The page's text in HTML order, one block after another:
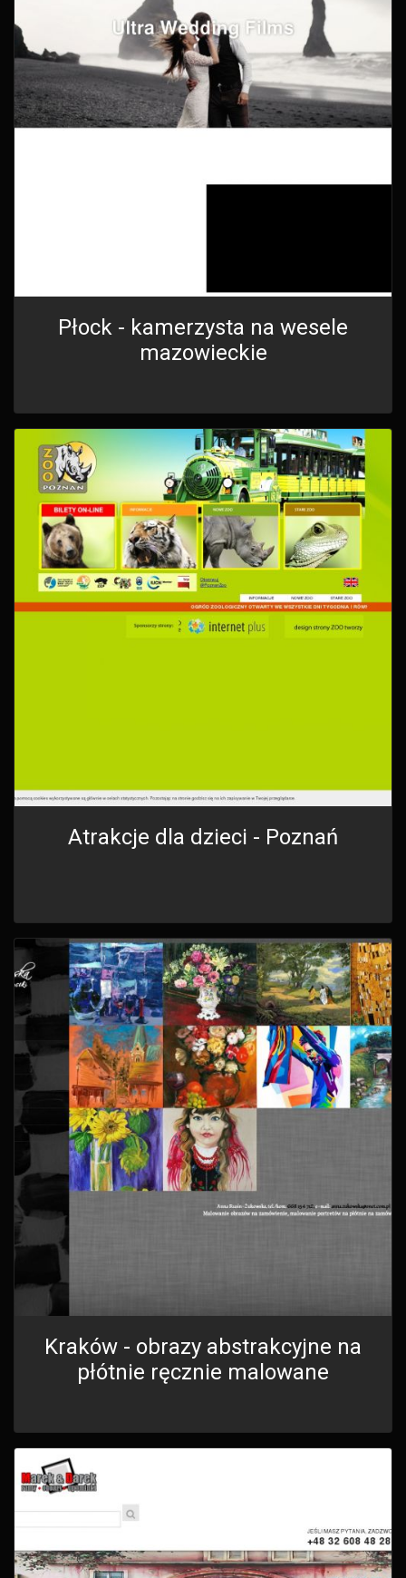
Płock - kamerzysta na wesele
mazowieckie
Atrakcje dla dzieci - Poznań
Kraków - obrazy abstrakcyjne na
płótnie ręcznie malowane